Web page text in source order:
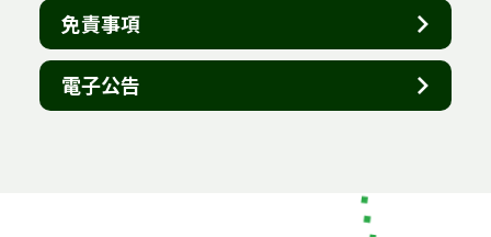
免責事項
電子公告